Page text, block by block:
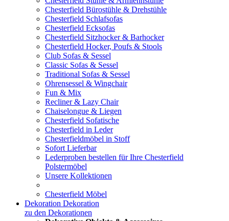
Chesterfield Bürostühle & Drehstühle
Chesterfield Schlafsofas
Chesterfield Ecksofas
Chesterfield Sitzhocker & Barhocker
Chesterfield Hocker, Poufs & Stools
Club Sofas & Sessel
Classic Sofas & Sessel
Traditional Sofas & Sessel
Ohrensessel & Wingchair
Fun & Mix
Recliner & Lazy Chair
Chaiselongue & Liegen
Chesterfield Sofatische
Chesterfield in Leder
Chesterfieldmöbel in Stoff
Sofort Lieferbar
Lederproben bestellen für Ihre Chesterfield
Polstermöbel
Unsere Kollektionen
Chesterfield Möbel
Dekoration Dekoration
zu den Dekorationen